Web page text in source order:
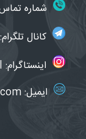
شماره
کانال تلگرام:
اینستاگرام:
ایمیل: